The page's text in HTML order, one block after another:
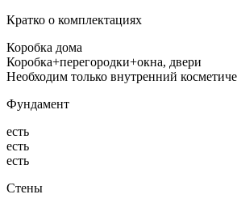
Кратко о комплектациях
Коробка дома
Коробка+перегородки+окна, двери
Необходим только внутренний
Фундамент
есть
есть
есть
Стены